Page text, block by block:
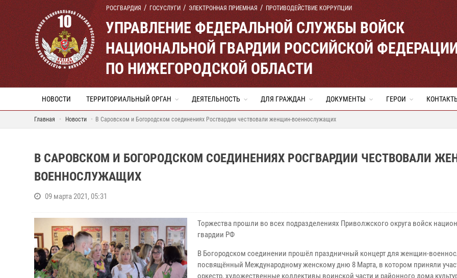
РОСГВАРДИЯ ГОСУСЛУГИ ЭЛЕКТРОННАЯ ПРИЕМНАЯ ПРОТИВОДЕЙСТВИЕ КОРРУПЦИИ
УПРАВЛЕНИЕ ФЕДЕРАЛЬНОЙ СЛУЖБЫ ВОЙСК
НАЦИОНАЛЬНОЙ ГВАРДИИ РОССИЙСКОЙ
ПО НИЖЕГОРОДСКОЙ ОБЛАСТИ
НОВОСТИ ТЕРРИТОРИАЛЬНЫЙ ОРГАН ДЕЯТЕЛЬНОСТЬ ДЛЯ ГРАЖДАН ДОКУМЕНТЫ ГЕРОИ
Главная Новости В Саровском и Богородском соединениях Росгвардии чествовали женщин-военнослужащих
В САРОВСКОМ И БОГОРОДСКОМ СОЕДИНЕНИЯХ РОСГВАРДИИ ЧЕСТВОВАЛИ
ВОЕННОСЛУЖАЩИХ
09 марта 2021, 05:31
Торжества прошли во всех подразделениях Приволжского округа войск
гвардии РФ
В Богородском соединении прошёл праздничный концерт для женщин-
посвящённый Международному женскому дню 8 Марта, в котором приняли
оркестр, художественные коллективы воинской части и районного дома